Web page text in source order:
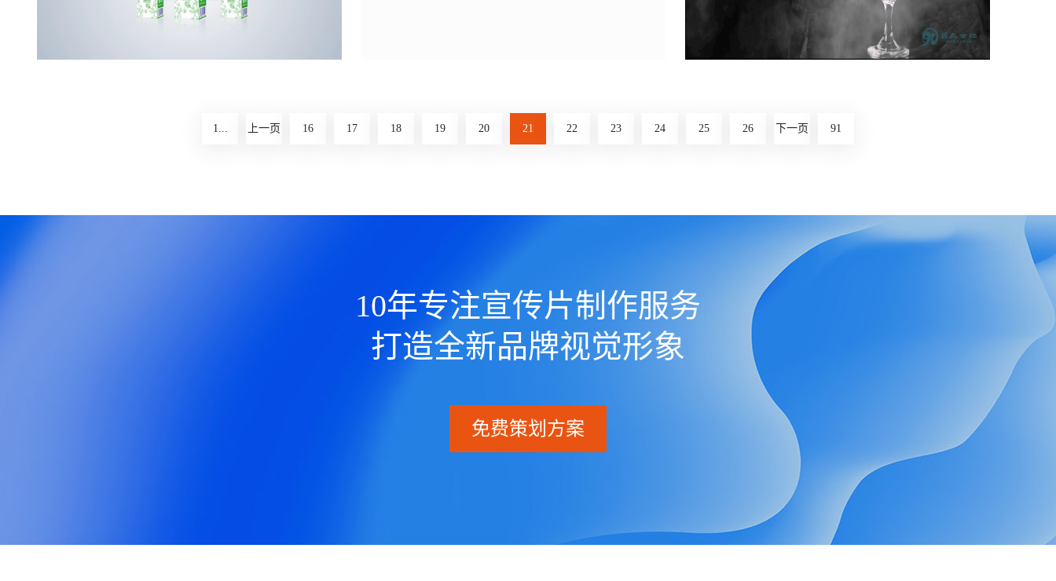
点击查看》
特仑苏有机健康概念，具化为知乎范的自然科学
知识，用知识赋予品牌，值得信任的专业形象。
​和信贷被称作引擎荷包，作为借贷平台，小额贷
款，保证用户资金安全，为用户产生可观的收
质糯高粱为主要原料，纯正的原料，严格的筛
1... 上一页 16 17 18 19 20 21 22 23 24 25 26 下一页 91
10年专注宣传片制作服务
打造全新品牌视觉形象
免费策划方案